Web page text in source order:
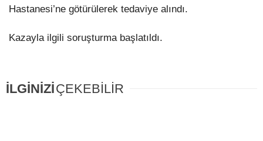
Hastanesi’ne götürülerek tedaviye alındı.
Kazayla ilgili soruşturma başlatıldı.
İLGİNİZİÇEKEBİLİR